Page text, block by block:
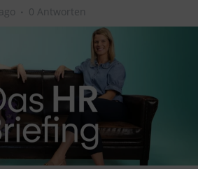
0 Antworten